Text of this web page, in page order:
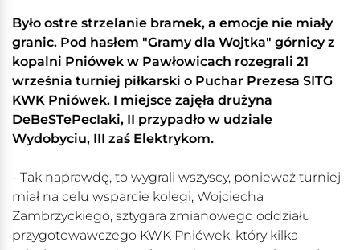
Było ostre strzelanie bramek, a emocje nie miały
granic. Pod hasłem "Gramy dla Wojtka" górnicy z
kopalni Pniówek w Pawłowicach rozegrali 21
września turniej piłkarski o Puchar Prezesa SITG
KWK Pniówek. I miejsce zajęła drużyna
DeBeSTePecIaki, II przypadło w udziale
Wydobyciu, III zaś Elektrykom.
- Tak naprawdę, to wygrali wszyscy, ponieważ turniej
miał na celu wsparcie kolegi, Wojciecha
Zambrzyckiego, sztygara zmianowego oddziału
przygotowawczego KWK Pniówek, który kilka